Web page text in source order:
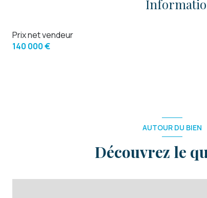
Prix net vendeur
140 000 €
AUTOUR DU BIEN
Découvrez le